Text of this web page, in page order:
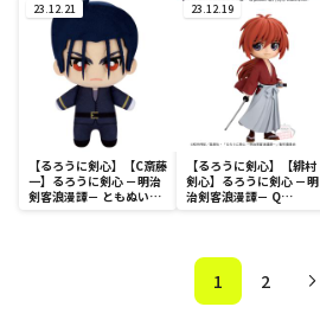
23.12.21
【るろうに剣心】【C斎藤
一】るろうに剣心 －明治
剣客浪漫譚－ ともぬい
23.12.19
【るろうに剣心】【緋村
剣心】るろうに剣心 －明
治剣客浪漫譚－ Q
1 2